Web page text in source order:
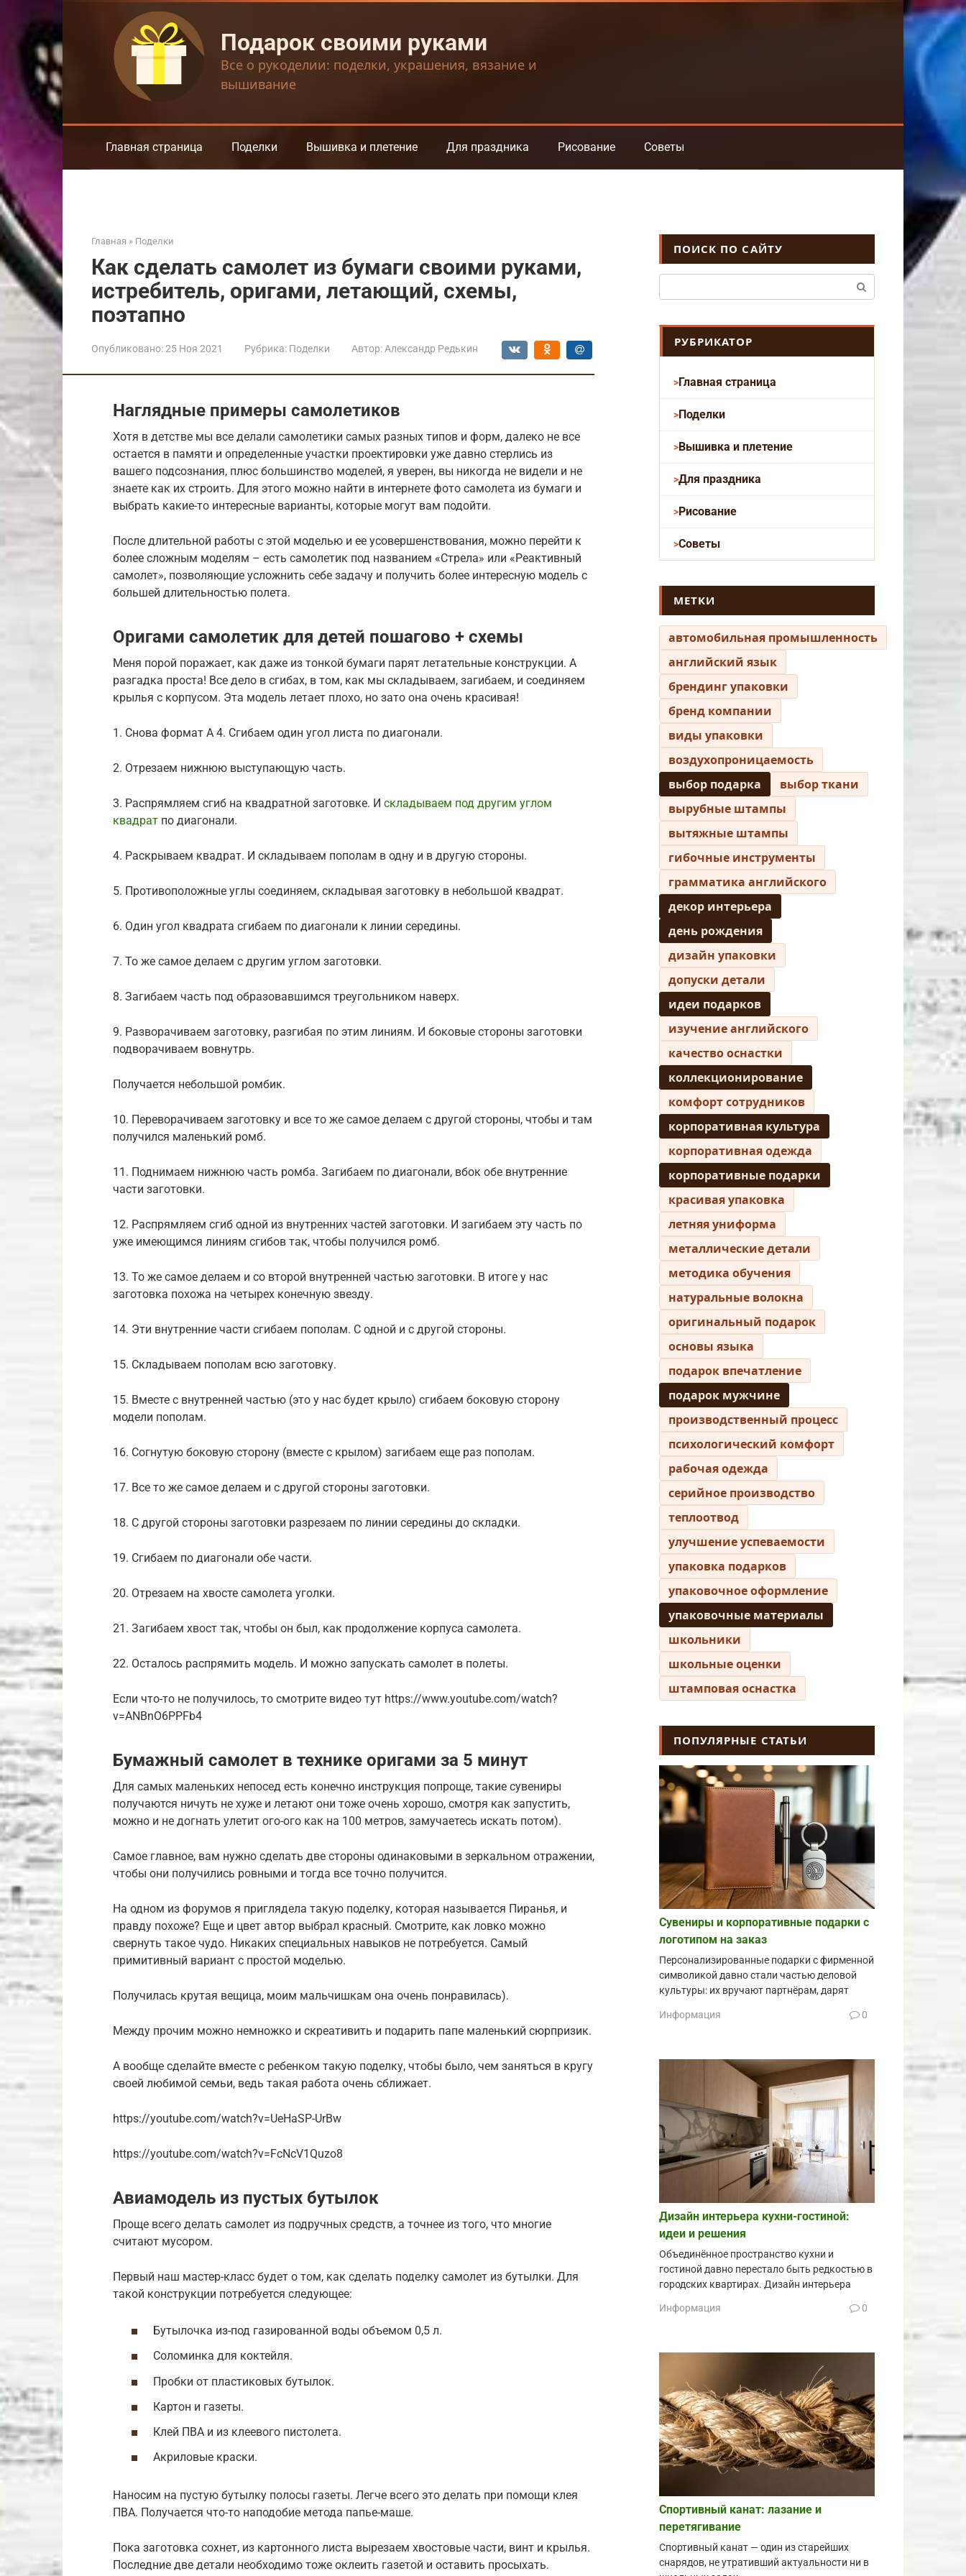
контенту
Подарок своими руками
Все о рукоделии: поделки, украшения, вязание и
вышивание
Главная страница Поделки Вышивка и плетение Для праздника Рисование Советы
Главная » Поделки
Как сделать самолет из бумаги своими руками,
истребитель, оригами, летающий, схемы,
поэтапно
Опубликовано:25 Ноя 2021 Рубрика: Поделки Автор: Александр Редькин
Наглядные примеры самолетиков
Хотя в детстве мы все делали самолетики самых разных типов и форм, далеко не все
остается в памяти и определенные участки проектировки уже давно стерлись из
вашего подсознания, плюс большинство моделей, я уверен, вы никогда не видели и не
знаете как их строить. Для этого можно найти в интернете фото самолета из бумаги и
выбрать какие-то интересные варианты, которые могут вам подойти.
После длительной работы с этой моделью и ее усовершенствования, можно перейти к
более сложным моделям – есть самолетик под названием «Стрела» или «Реактивный
самолет», позволяющие усложнить себе задачу и получить более интересную модель с
большей длительностью полета.
Оригами самолетик для детей пошагово + схемы
Меня порой поражает, как даже из тонкой бумаги парят летательные конструкции. А
разгадка проста! Все дело в сгибах, в том, как мы складываем, загибаем, и соединяем
крылья с корпусом. Эта модель летает плохо, но зато она очень красивая!
1. Снова формат А 4. Сгибаем один угол листа по диагонали.
2. Отрезаем нижнюю выступающую часть.
3. Распрямляем сгиб на квадратной заготовке. И складываем под другим углом
квадрат по диагонали.
4. Раскрываем квадрат. И складываем пополам в одну и в другую стороны.
5. Противоположные углы соединяем, складывая заготовку в небольшой квадрат.
6. Один угол квадрата сгибаем по диагонали к линии середины.
7. То же самое делаем с другим углом заготовки.
8. Загибаем часть под образовавшимся треугольником наверх.
9. Разворачиваем заготовку, разгибая по этим линиям. И боковые стороны заготовки
подворачиваем вовнутрь.
Получается небольшой ромбик.
10. Переворачиваем заготовку и все то же самое делаем с другой стороны, чтобы и там
получился маленький ромб.
11. Поднимаем нижнюю часть ромба. Загибаем по диагонали, вбок обе внутренние
части заготовки.
12. Распрямляем сгиб одной из внутренних частей заготовки. И загибаем эту часть по
уже имеющимся линиям сгибов так, чтобы получился ромб.
13. То же самое делаем и со второй внутренней частью заготовки. В итоге у нас
заготовка похожа на четырех конечную звезду.
14. Эти внутренние части сгибаем пополам. С одной и с другой стороны.
15. Складываем пополам всю заготовку.
15. Вместе с внутренней частью (это у нас будет крыло) сгибаем боковую сторону
модели пополам.
16. Согнутую боковую сторону (вместе с крылом) загибаем еще раз пополам.
17. Все то же самое делаем и с другой стороны заготовки.
18. С другой стороны заготовки разрезаем по линии середины до складки.
19. Сгибаем по диагонали обе части.
20. Отрезаем на хвосте самолета уголки.
21. Загибаем хвост так, чтобы он был, как продолжение корпуса самолета.
22. Осталось распрямить модель. И можно запускать самолет в полеты.
Если что-то не получилось, то смотрите видео тут https://www.youtube.com/watch?
v=ANBnO6PPFb4
Бумажный самолет в технике оригами за 5 минут
Для самых маленьких непосед есть конечно инструкция попроще, такие сувениры
получаются ничуть не хуже и летают они тоже очень хорошо, смотря как запустить,
можно и не догнать улетит ого-ого как на 100 метров, замучаетесь искать потом).
Самое главное, вам нужно сделать две стороны одинаковыми в зеркальном отражении,
чтобы они получились ровными и тогда все точно получится.
На одном из форумов я приглядела такую поделку, которая называется Пиранья, и
правду похоже? Еще и цвет автор выбрал красный. Смотрите, как ловко можно
свернуть такое чудо. Никаких специальных навыков не потребуется. Самый
примитивный вариант с простой моделью.
Получилась крутая вещица, моим мальчишкам она очень понравилась).
Между прочим можно немножко и скреативить и подарить папе маленький сюрпризик.
А вообще сделайте вместе с ребенком такую поделку, чтобы было, чем заняться в кругу
своей любимой семьи, ведь такая работа очень сближает.
https://youtube.com/watch?v=UeHaSP-UrBw
https://youtube.com/watch?v=FcNcV1Quzo8
Авиамодель из пустых бутылок
Проще всего делать самолет из подручных средств, а точнее из того, что многие
считают мусором.
Первый наш мастер-класс будет о том, как сделать поделку самолет из бутылки. Для
такой конструкции потребуется следующее:
Бутылочка из-под газированной воды объемом 0,5 л.
Соломинка для коктейля.
Пробки от пластиковых бутылок.
Картон и газеты.
Клей ПВА и из клеевого пистолета.
Акриловые краски.
Наносим на пустую бутылку полосы газеты. Легче всего это делать при помощи клея
ПВА. Получается что-то наподобие метода папье-маше.
Пока заготовка сохнет, из картонного листа вырезаем хвостовые части, винт и крылья.
Последние две детали необходимо тоже оклеить газетой и оставить просыхать.
ПОИСК ПО САЙТУ
РУБРИКАТОР
Главная страница
Поделки
Вышивка и плетение
Для праздника
Рисование
Советы
МЕТКИ
автомобильная промышленность
английский язык
брендинг упаковки
бренд компании
виды упаковки
воздухопроницаемость
выбор подарка
выбор ткани
вырубные штампы
вытяжные штампы
гибочные инструменты
грамматика английского
декор интерьера
день рождения
дизайн упаковки
допуски детали
идеи подарков
изучение английского
качество оснастки
коллекционирование
комфорт сотрудников
корпоративная культура
корпоративная одежда
корпоративные подарки
красивая упаковка
летняя униформа
металлические детали
методика обучения
натуральные волокна
оригинальный подарок
основы языка
подарок впечатление
подарок мужчине
производственный процесс
психологический комфорт
рабочая одежда
серийное производство
теплоотвод
улучшение успеваемости
упаковка подарков
упаковочное оформление
упаковочные материалы
школьники
школьные оценки
штамповая оснастка
ПОПУЛЯРНЫЕ СТАТЬИ
Сувениры и корпоративные подарки с
логотипом на заказ
Персонализированные подарки с фирменной
символикой давно стали частью деловой
культуры: их вручают партнёрам, дарят
Информация 0
Дизайн интерьера кухни-гостиной:
идеи и решения
Объединённое пространство кухни и
гостиной давно перестало быть редкостью в
городских квартирах. Дизайн интерьера
Информация 0
Спортивный канат: лазание и
перетягивание
Спортивный канат — один из старейших
снарядов, не утративший актуальности ни в